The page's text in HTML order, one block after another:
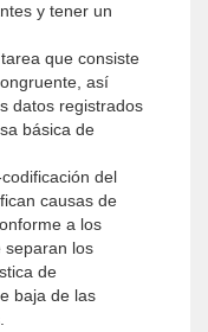
y tener un
que consiste
así
datos registrados
básica de
del
causas de
a los
separan los
de
baja de las